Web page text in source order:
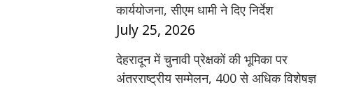
कार्ययोजना, सीएम धामी ने दिए निर्देश
July 25, 2026
देहरादून में चुनावी प्रेक्षकों की भूमिका पर
अंतरराष्ट्रीय सम्मेलन, 400 से अधिक विशेषज्ञ